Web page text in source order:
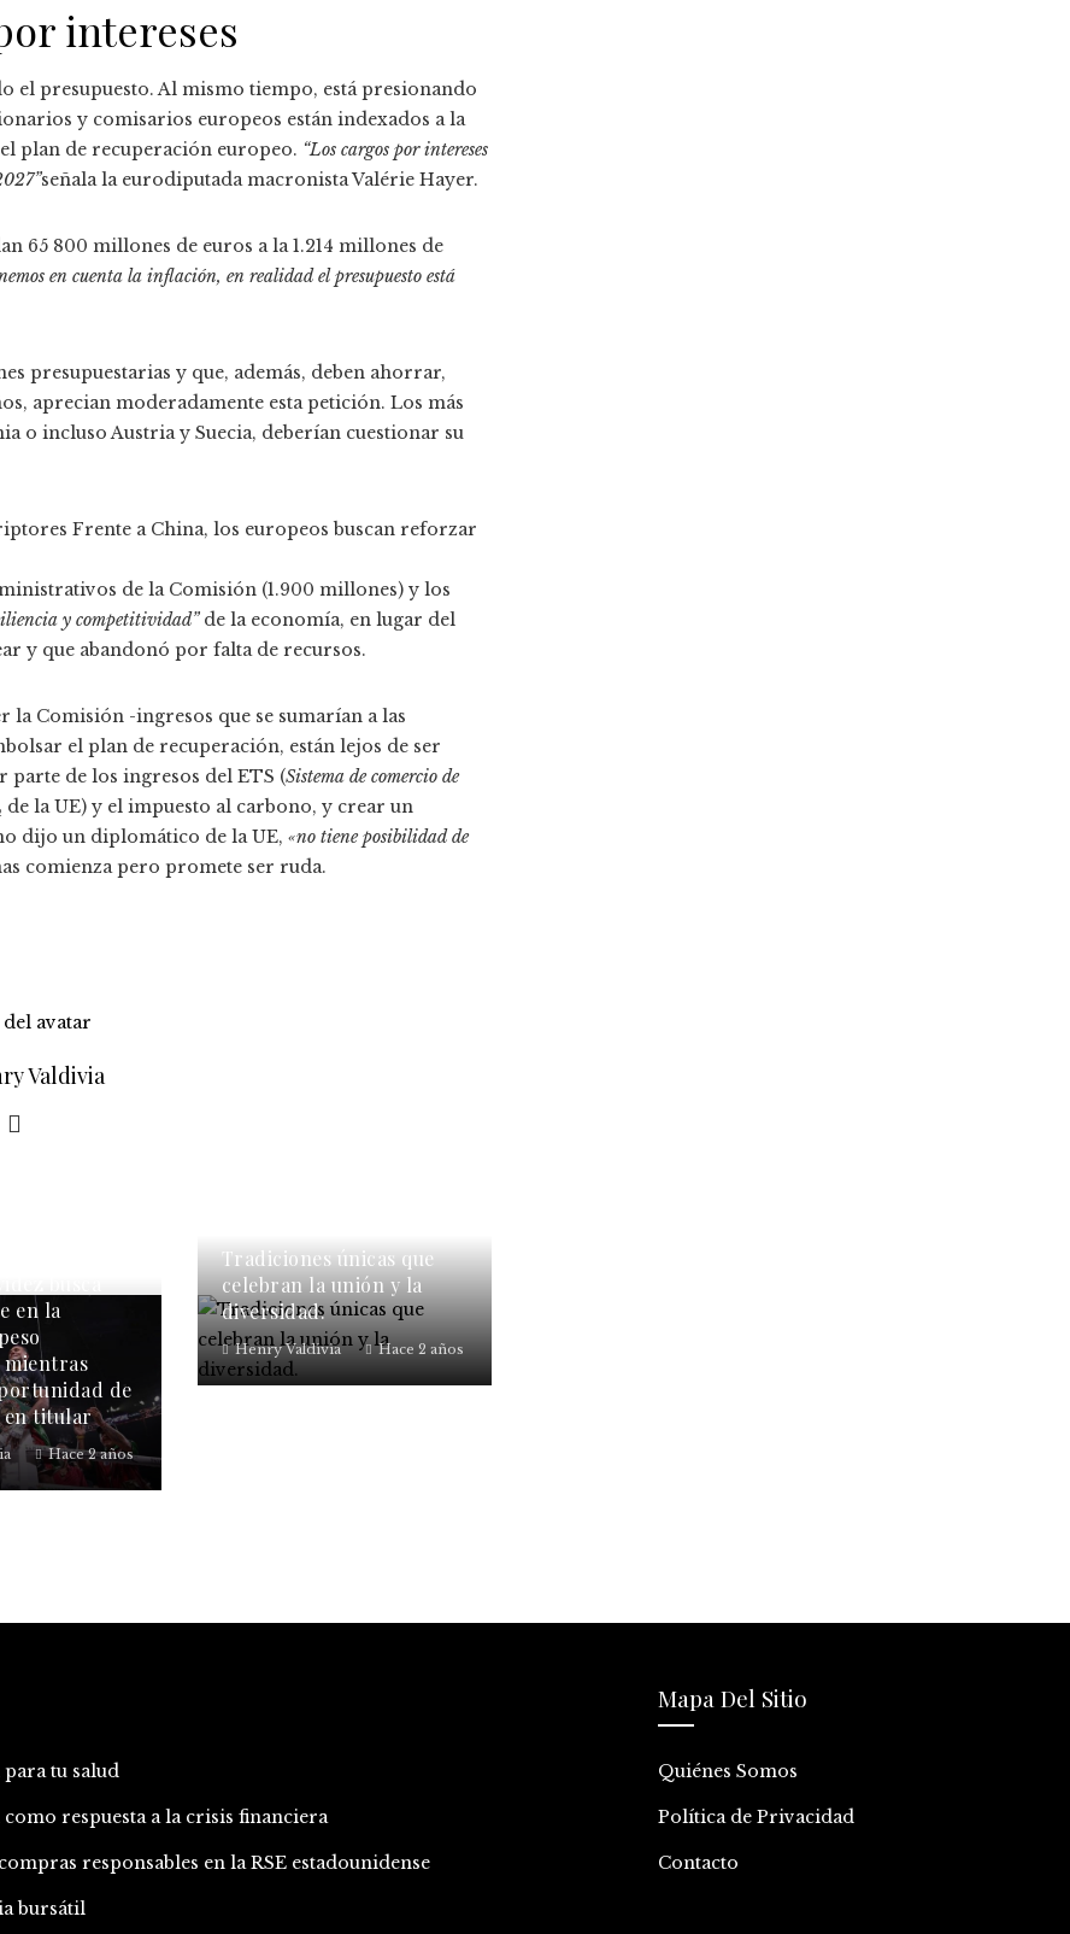
intereses
el presupuesto. Al mismo tiempo, está presionando
y comisarios europeos están indexados a la
plan de recuperación europeo. “Los cargos por intereses
señala la eurodiputada macronista Valérie Hayer.
65 800 millones de euros a la 1.214 millones de
en cuenta la inflación, en realidad el presupuesto está
presupuestarias y que, además, deben ahorrar,
aprecian moderadamente esta petición. Los más
o incluso Austria y Suecia, deberían cuestionar su
Frente a China, los europeos buscan reforzar
de la Comisión (1.900 millones) y los
y competitividad”de la economía, en lugar del
y que abandonó por falta de recursos.
la Comisión -ingresos que se sumarían a las
el plan de recuperación, están lejos de ser
de los ingresos del ETS (Sistema de comercio de
la UE) y el impuesto al carbono, y crear un
dijo un diplomático de la UE, «no tiene posibilidad de
comienza pero promete ser ruda.
Valdivia
en la
mientras
de
en titular
Hace 2 años
Tradiciones únicas que
celebran la unión y la
diversidad.
Henry Valdivia Hace 2 años
tu salud
respuesta a la crisis financiera
responsables en la RSE estadounidense
bursátil
Mapa Del Sitio
Quiénes Somos
Política de Privacidad
Contacto